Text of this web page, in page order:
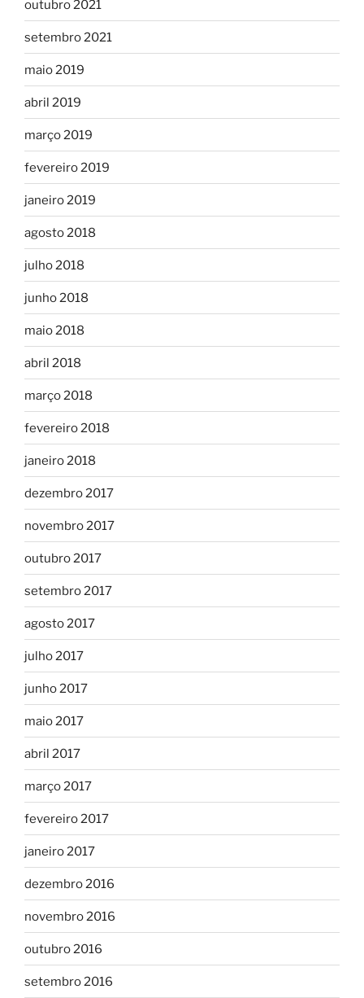
outubro 2021
setembro 2021
maio 2019
abril 2019
março 2019
fevereiro 2019
janeiro 2019
agosto 2018
julho 2018
junho 2018
maio 2018
abril 2018
março 2018
fevereiro 2018
janeiro 2018
dezembro 2017
novembro 2017
outubro 2017
setembro 2017
agosto 2017
julho 2017
junho 2017
maio 2017
abril 2017
março 2017
fevereiro 2017
janeiro 2017
dezembro 2016
novembro 2016
outubro 2016
setembro 2016